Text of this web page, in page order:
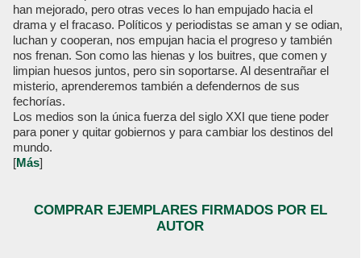
han mejorado, pero otras veces lo han empujado hacia el
drama y el fracaso. Políticos y periodistas se aman y se odian,
luchan y cooperan, nos empujan hacia el progreso y también
nos frenan. Son como las hienas y los buitres, que comen y
limpian huesos juntos, pero sin soportarse. Al desentrañar el
misterio, aprenderemos también a defendernos de sus
fechorías.
Los medios son la única fuerza del siglo XXI que tiene poder
para poner y quitar gobiernos y para cambiar los destinos del
mundo.
[Más]
COMPRAR EJEMPLARES FIRMADOS POR EL
AUTOR